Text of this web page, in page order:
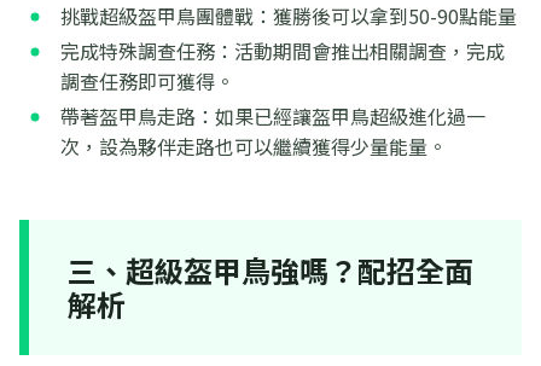
挑戰超級盔甲鳥團體戰：獲勝後可以拿到50-90點能量
完成特殊調查任務：活動期間會推出相關調查，完成
調查任務即可獲得。
帶著盔甲鳥走路：如果已經讓盔甲鳥超級進化過一
次，設為夥伴走路也可以繼續獲得少量能量。
三、超級盔甲鳥強嗎？配招全面
解析